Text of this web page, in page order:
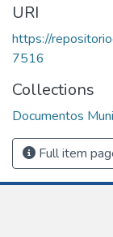
URI
https://
7516
Collections
Documentos
Full item